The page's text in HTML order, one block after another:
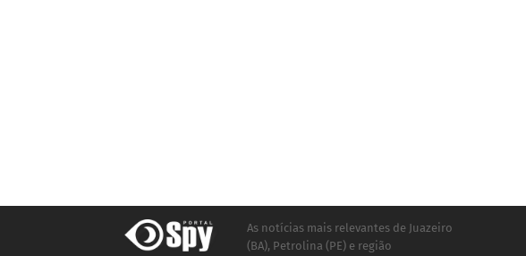
As notícias mais relevantes de Juazeiro
(BA), Petrolina (PE) e região